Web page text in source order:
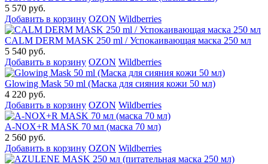
5 570 руб.
Добавить в корзину OZON Wildberries
CALM DERM MASK 250 ml / Успокаивающая маска 250 мл
5 540 руб.
Добавить в корзину OZON Wildberries
Glowing Mask 50 ml (Маска для сияния кожи 50 мл)
4 220 руб.
Добавить в корзину OZON Wildberries
A-NOX+R MASK 70 мл (маска 70 мл)
2 560 руб.
Добавить в корзину OZON Wildberries